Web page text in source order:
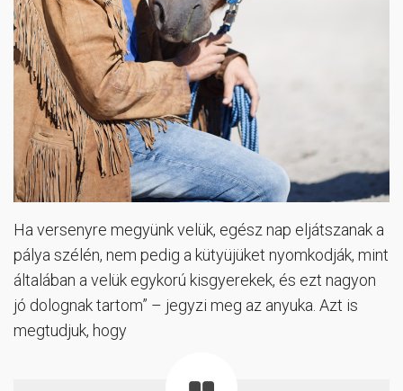
Ha versenyre megyünk velük, egész nap eljátszanak a
pálya szélén, nem pedig a kütyüjüket nyomkodják, mint
általában a velük egykorú kisgyerekek, és ezt nagyon
jó dolognak tartom” – jegyzi meg az anyuka. Azt is
megtudjuk, hogy